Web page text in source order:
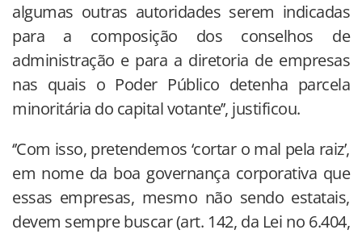
algumas outras autoridades serem indicadas
para a composição dos conselhos de
administração e para a diretoria de empresas
nas quais o Poder Público detenha parcela
minoritária do capital votante’’, justificou.
‘’Com isso, pretendemos ‘cortar o mal pela raiz’,
em nome da boa governança corporativa que
essas empresas, mesmo não sendo estatais,
devem sempre buscar (art. 142, da Lei no 6.404,